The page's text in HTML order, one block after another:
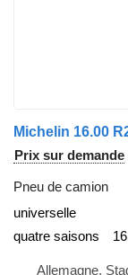
Michelin 16.00
Prix sur demande
Pneu de camion
universelle
quatre saisons
Allemagne,